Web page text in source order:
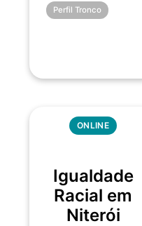
Perfil Tronco
ONLINE
Igualdade
Racial em
Niterói